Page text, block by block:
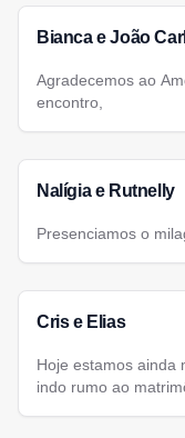
Bianca e João
Agradecemos ao
encontro,
Nalígia e Rutnelly
Presenciamos o
Cris e Elias
Hoje estamos ainda
indo rumo ao